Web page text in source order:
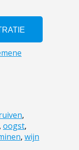
,
, oogst,
, wijn